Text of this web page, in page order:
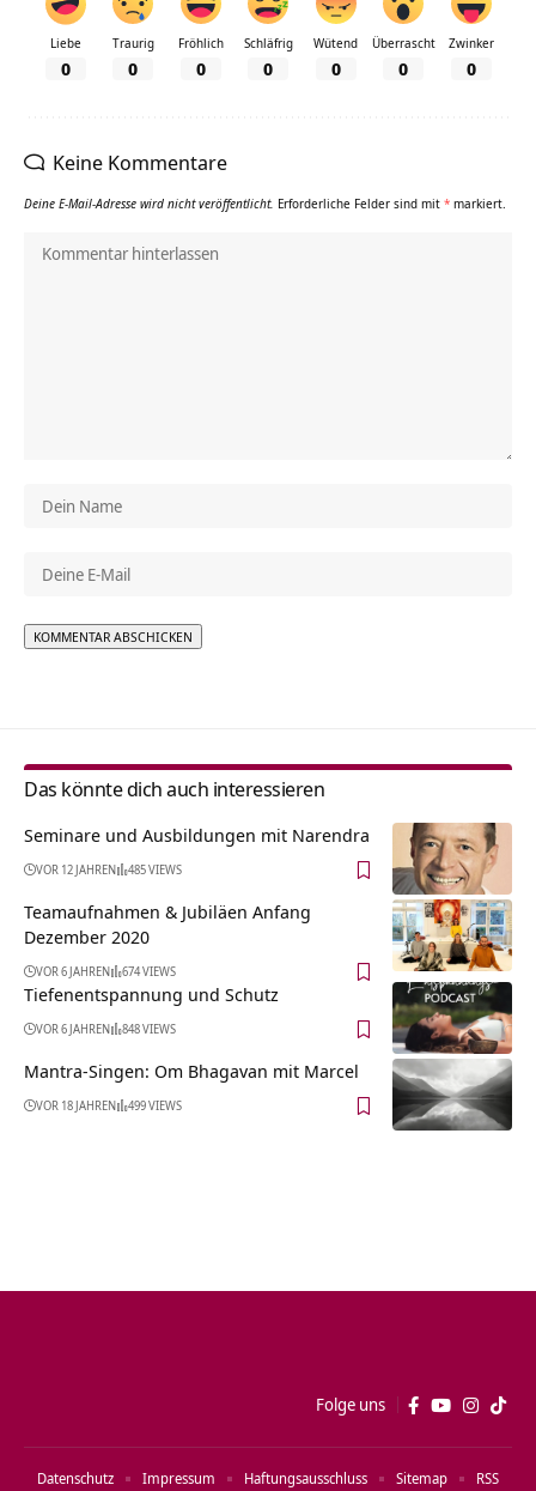
Liebe
0
Traurig
0
Fröhlich
0
Schläfrig
0
Wütend
0
Überrascht
0
Zwinker
0
Keine Kommentare
Deine E-Mail-Adresse wird nicht veröffentlicht. Erforderliche Felder sind mit * markiert.
Das könnte dich auch interessieren
Seminare und Ausbildungen mit Narendra
VOR 12 JAHREN 485 VIEWS
Teamaufnahmen & Jubiläen Anfang
Dezember 2020
VOR 6 JAHREN 674 VIEWS
Tiefenentspannung und Schutz
VOR 6 JAHREN 848 VIEWS
Mantra-Singen: Om Bhagavan mit Marcel
VOR 18 JAHREN 499 VIEWS
Folge uns
Datenschutz Impressum Haftungsausschluss Sitemap RSS